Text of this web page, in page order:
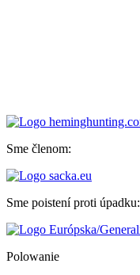
Sme členom:
Sme poistení proti úpadku:
Polowanie